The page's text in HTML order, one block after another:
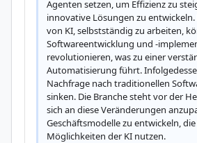
Agenten setzen, um Effizienz zu
innovative Lösungen zu entwickeln.
von KI, selbstständig zu arbeiten,
Softwareentwicklung und -
revolutionieren, was zu einer
Automatisierung führt.
Nachfrage nach traditionellen
sinken. Die Branche steht vor der
sich an diese Veränderungen
Geschäftsmodelle zu entwickeln,
Möglichkeiten der KI nutzen.